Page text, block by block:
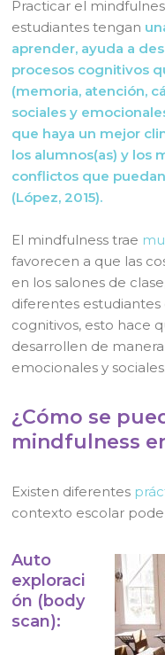
Practicar el
estudiantes tengan
aprender, ayuda a
procesos cognitivos
(memoria, atención,
sociales y
que haya un mejor
los alumnos(as) y los
conflictos que
(López, 2015).
El mindfulness trae
favorecen a que las
en los salones de
diferentes
cognitivos, esto hace
desarrollen de
emocionales y sociales.
¿Cómo se
mindfulness
Existen diferentes
contexto escolar
Auto
exploraci
ón (body
scan):